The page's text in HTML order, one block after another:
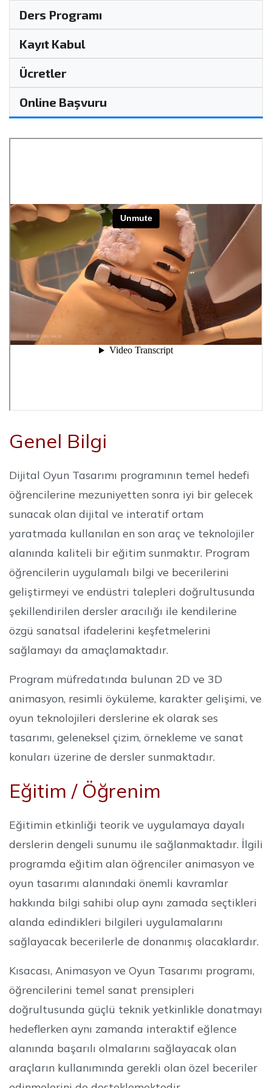
Ders Programı
Kayıt Kabul
Ücretler
Online Başvuru
Genel Bilgi
Dijital Oyun Tasarımı programının temel hedefi
öğrencilerine mezuniyetten sonra iyi bir gelecek
sunacak olan dijital ve interatif ortam
yaratmada kullanılan en son araç ve teknolojiler
alanında kaliteli bir eğitim sunmaktır. Program
öğrencilerin uygulamalı bilgi ve becerilerini
geliştirmeyi ve endüstri talepleri doğrultusunda
şekillendirilen dersler aracılığı ile kendilerine
özgü sanatsal ifadelerini keşfetmelerini
sağlamayı da amaçlamaktadır.
Program müfredatında bulunan 2D ve 3D
animasyon, resimli öyküleme, karakter gelişimi, ve
oyun teknolojileri derslerine ek olarak ses
tasarımı, geleneksel çizim, örnekleme ve sanat
konuları üzerine de dersler sunmaktadır.
Eğitim / Öğrenim
Eğitimin etkinliği teorik ve uygulamaya dayalı
derslerin dengeli sunumu ile sağlanmaktadır. İlgili
programda eğitim alan öğrenciler animasyon ve
oyun tasarımı alanındaki önemli kavramlar
hakkında bilgi sahibi olup aynı zamada seçtikleri
alanda edindikleri bilgileri uygulamalarını
sağlayacak becerilerle de donanmış olacaklardır.
Kısacası, Animasyon ve Oyun Tasarımı programı,
öğrencilerini temel sanat prensipleri
doğrultusunda güçlü teknik yetkinlikle donatmayı
hedeflerken aynı zamanda interaktif eğlence
alanında başarılı olmalarını sağlayacak olan
araçların kullanımında gerekli olan özel beceriler